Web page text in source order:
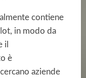
contiene
in modo da
il
è
aziende